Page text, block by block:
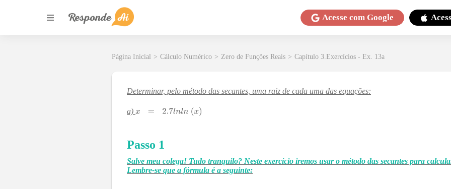
Acesse com Google
Página Inicial > Cálculo Numérico > Zero de Funções Reais > Capítulo 3.Exercícios - Ex. 13a
Determinar, pelo método das secantes, uma raiz de cada uma das equações:
a)
Passo 1
Salve meu colega! Tudo tranquilo? Neste exercício iremos usar o método das secantes para
Lembre-se que a fórmula é a seguinte: